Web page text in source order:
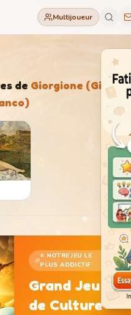
Multijoueur
de Giorgione (Giorgio
⭐ NOTRE JEU LE
PLUS ADDICTIF
Grand Jeu
de Culture